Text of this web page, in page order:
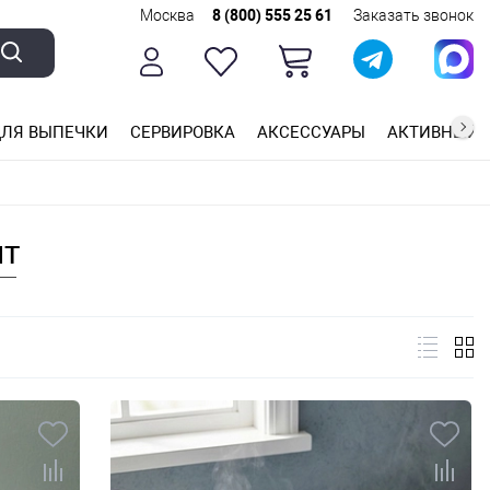
Москва 8 (800) 555 25 61 Заказать звонок
ВЫПЕЧКИ СЕРВИРОВКА АКСЕССУАРЫ АКТИВНЫЙ